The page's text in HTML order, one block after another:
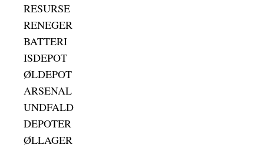
RESURSE
RENEGER
BATTERI
ISDEPOT
ØLDEPOT
ARSENAL
UNDFALD
DEPOTER
ØLLAGER